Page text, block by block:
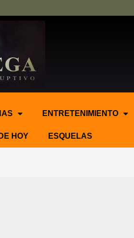
ENTRETENIMIENTO
HOY ESQUELAS